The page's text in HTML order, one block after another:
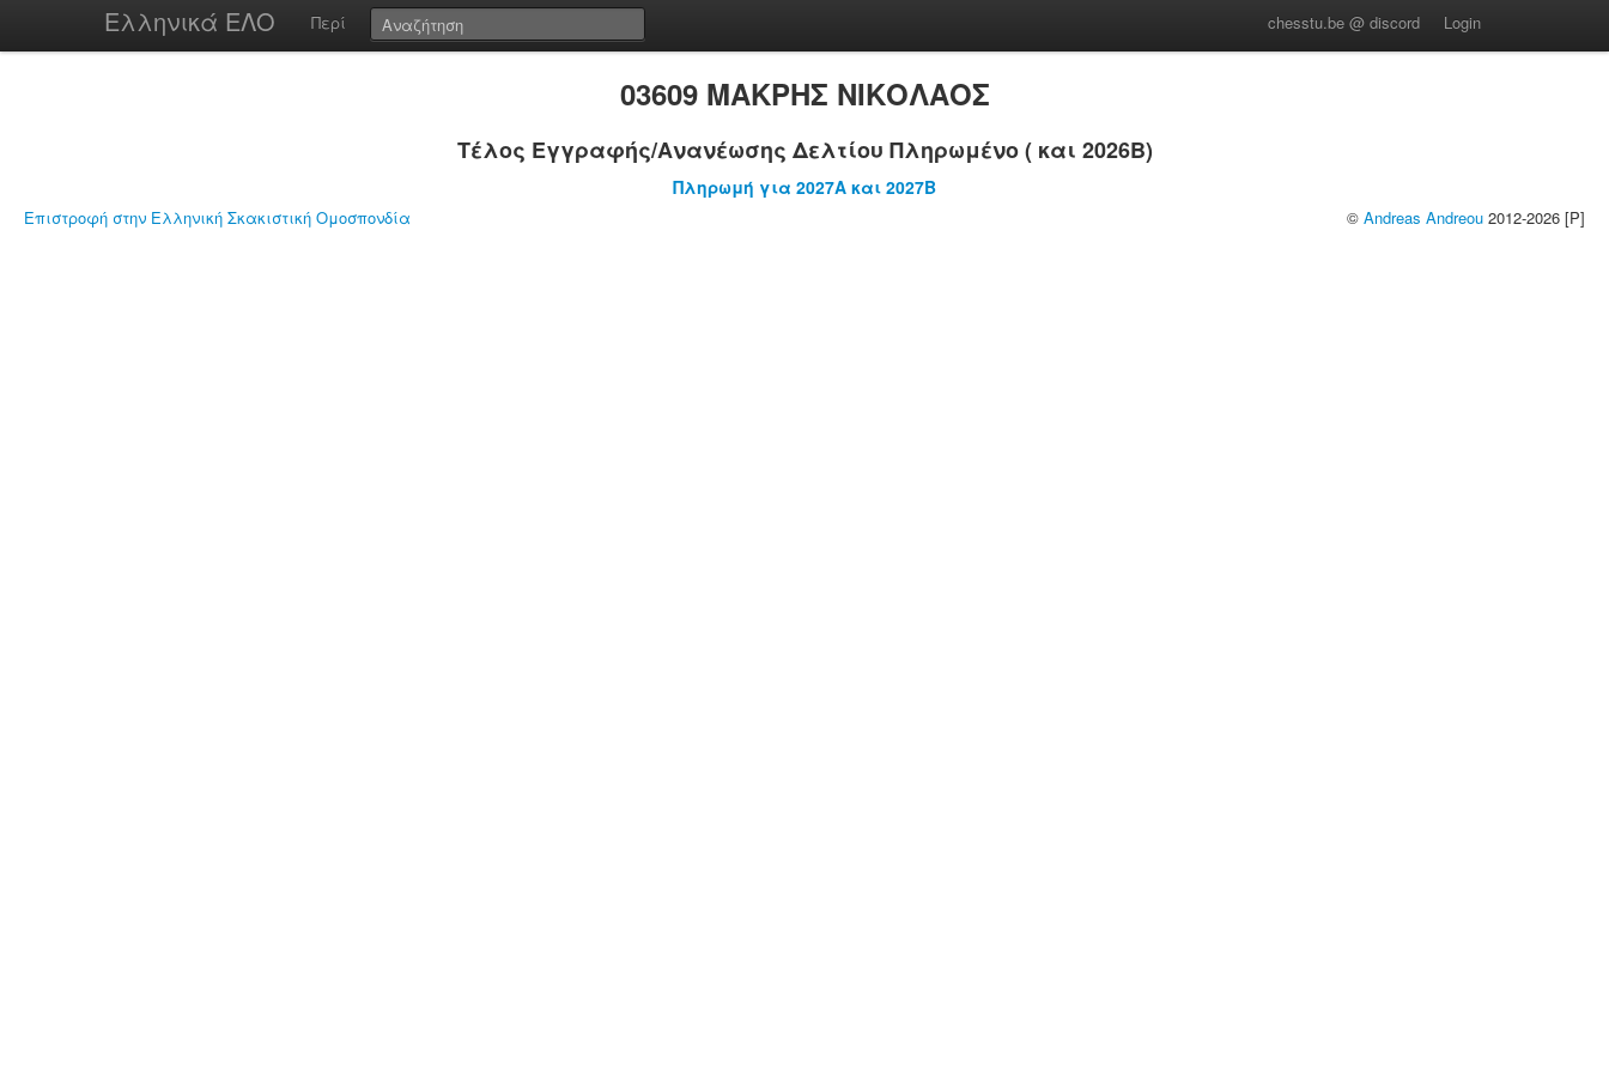
Ελληνικά ΕΛΟ Περί chesstu.be @ discord Login
03609 ΜΑΚΡΗΣ ΝΙΚΟΛΑΟΣ
Τέλος Εγγραφής/Ανανέωσης Δελτίου Πληρωμένο ( και 2026B)
Πληρωμή για 2027A και 2027B
Επιστροφή στην Ελληνική Σκακιστική Ομοσπονδία © Andreas Andreou 2012-2026 [P]